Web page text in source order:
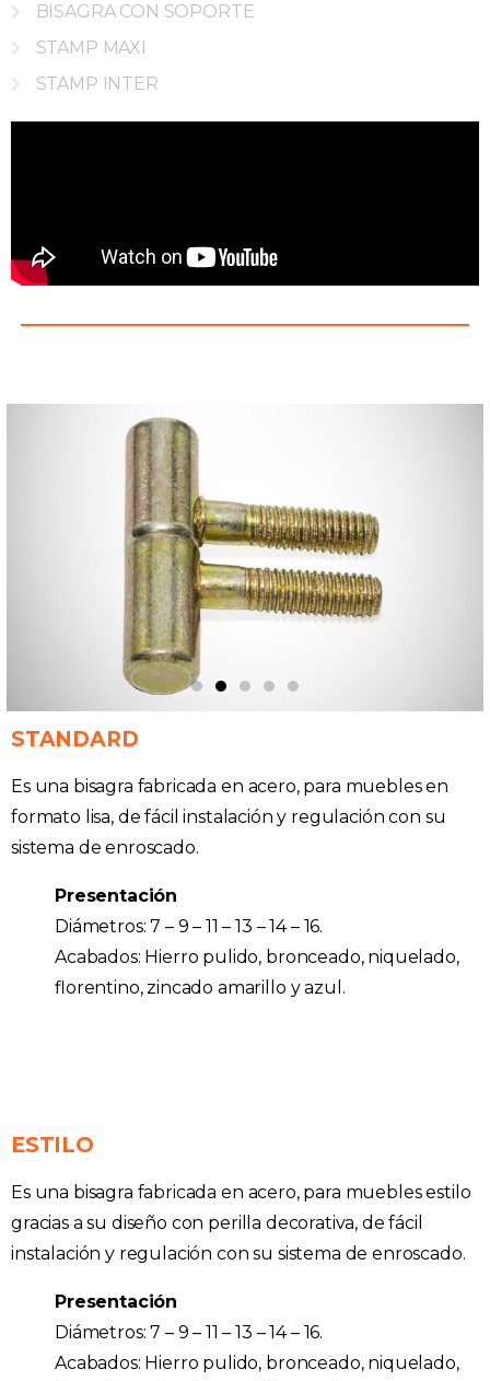
BISAGRA CON SOPORTE
STAMP MAXI
STAMP INTER
STANDARD
Es una bisagra fabricada en acero, para muebles en
formato lisa, de fácil instalación y regulación con su
sistema de enroscado.
Presentación
Diámetros: 7 – 9 – 11 – 13 – 14 – 16.
Acabados: Hierro pulido, bronceado, niquelado,
florentino, zincado amarillo y azul.
ESTILO
Es una bisagra fabricada en acero, para muebles estilo
gracias a su diseño con perilla decorativa, de fácil
instalación y regulación con su sistema de enroscado.
Presentación
Diámetros: 7 – 9 – 11 – 13 – 14 – 16.
Acabados: Hierro pulido, bronceado, niquelado,